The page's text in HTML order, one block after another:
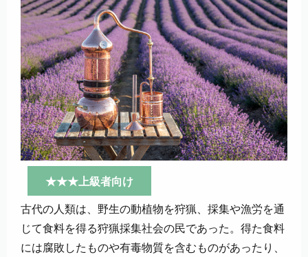
★★★上級者向け
古代の人類は、野生の動植物を狩猟、採集や漁労を通
じて食料を得る狩猟採集社会の民であった。得た食料
には腐敗したものや有毒物質を含むものがあったり、